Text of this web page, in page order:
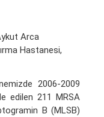
Arca
Hastanesi,
2006-2009
edilen 211 MRSA
B (MLSB)